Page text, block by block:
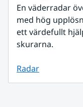
En väderradar
med hög
ett värdefullt
skurarna.
Radar